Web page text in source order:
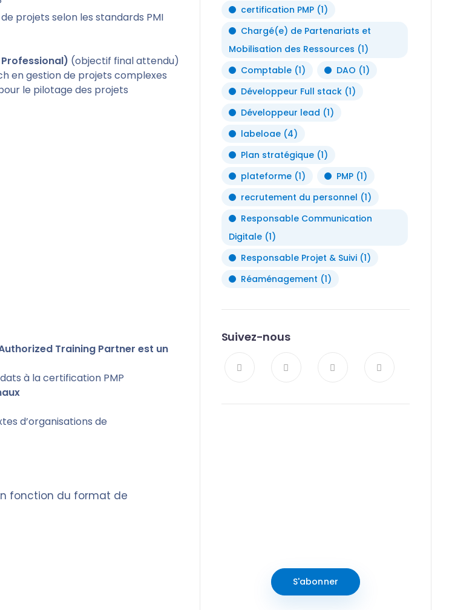
projets selon les standards PMI
(objectif final attendu)
en gestion de projets complexes
le pilotage des projets
Training Partner est un
à la certification PMP
d’organisations de
fonction du format de
certification PMP(1)
Chargé(e) de Partenariats et
Mobilisation des Ressources (1)
Comptable(1) DAO (1)
Développeur Full stack(1)
Développeur lead (1)
labeloae(4)
Plan stratégique(1)
plateforme(1) PMP(1)
recrutement du personnel (1)
Responsable Communication
Digitale(1)
Responsable Projet & Suivi(1)
Réaménagement (1)
Suivez-nous
S'abonner